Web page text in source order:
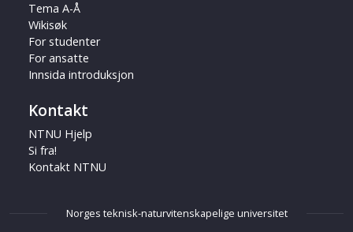
Tema A-Å
Wikisøk
For studenter
For ansatte
Innsida introduksjon
Kontakt
NTNU Hjelp
Si fra!
Kontakt NTNU
Norges teknisk-naturvitenskapelige universitet